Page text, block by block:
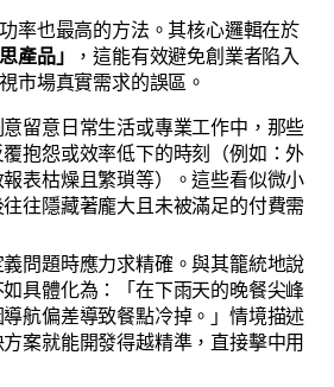
率也最高的方法。其核心邏輯在於
產品」
，這能有效避免創業者陷入
市場真實需求的誤區。
意留意日常生活或專業工作中，那些
抱怨或效率低下的時刻（例如：外
表枯燥且繁瑣等）。這些看似微小
往隱藏著龐大且未被滿足的付費需
義問題時應力求精確。與其籠統地說
如具體化為：「在下雨天的晚餐尖峰
航偏差導致餐點冷掉。」情境描述
案就能開發得越精準，直接擊中用